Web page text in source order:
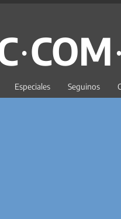
Especiales Seguinos